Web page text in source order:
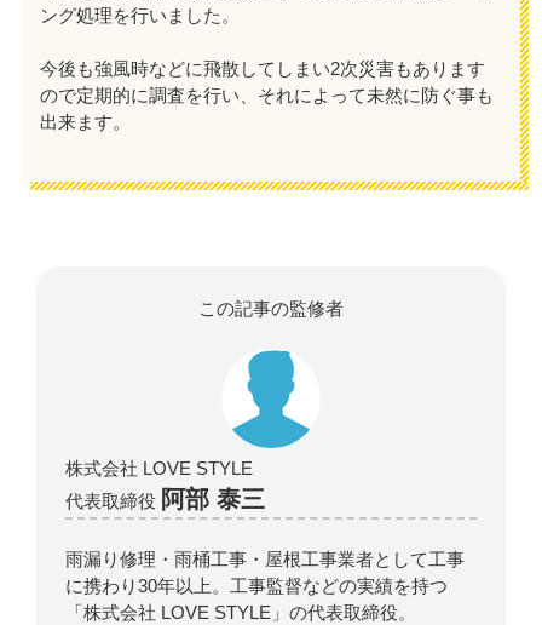
ング処理を行いました。
今後も強風時などに飛散してしまい2次災害もあります
ので定期的に調査を行い、それによって未然に防ぐ事も
出来ます。
この記事の監修者
株式会社 LOVE STYLE
代表取締役 阿部 泰三
雨漏り修理・雨桶工事・屋根工事業者として工事
に携わり30年以上。工事監督などの実績を持つ
「株式会社 LOVE STYLE」の代表取締役。